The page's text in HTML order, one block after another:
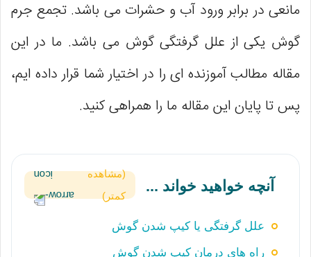
مانعی در برابر ورود آب و حشرات می باشد. تجمع جرم
گوش یکی از علل گرفتگی گوش می باشد. ما در این
مقاله مطالب آموزنده ای را در اختیار شما قرار داده ایم،
پس تا پایان این مقاله ما را همراهی کنید.
آنچه خواهید خواند ...
(مشاهده
کمتر)
علل گرفتگی یا کیپ شدن گوش‌
راه‌ های درمان کیپ شدن گوش